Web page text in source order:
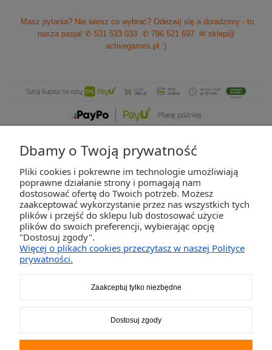
Masz pytania? Nie wiesz co wybrać? Odezwij się a doradzimy - to
nasza pasja! ✆ 531 533 033 ✆ 796 521 697
✉ sklep@
activegames.pl :)
ZAKUPY
POMOC
2K-Invest Sp. j. Ul. Św. Wojciecha 60, 41-922 Radzionków, śląskie NIP: 645-241-94-
Dbamy o Twoją prywatność
Pliki cookies i pokrewne im technologie umożliwiają
poprawne działanie strony i pomagają nam
dostosować ofertę do Twoich potrzeb. Możesz
zaakceptować wykorzystanie przez nas wszystkich tych
plików i przejść do sklepu lub dostosować użycie
plików do swoich preferencji, wybierając opcję
"Dostosuj zgody".
Więcej o plikach cookies przeczytasz w naszej Polityce
prywatności.
Zaakceptuj tylko niezbędne
Dostosuj zgody